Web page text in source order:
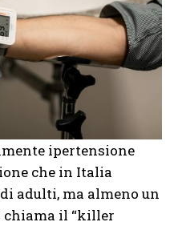
ipertensione
che in Italia
adulti, ma almeno un
chiama il “killer